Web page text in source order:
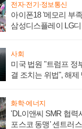
전자·전기·정보통신
아이폰18 '메모리 부
삼성디스플레이 LG
사회
미국 법원 "트럼프 정
결 조치는 위법", 해제
화학·에너지
'DL이앤씨 SMR 협력
포스코 동맹' 센트러